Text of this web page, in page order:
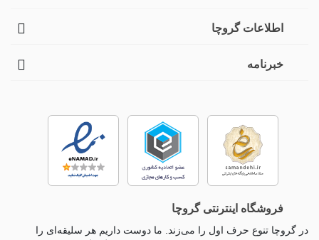
اطلاعات گروچا
خبرنامه
فروشگاه اینترنتی گروچا
در گروچا تنوع حرف اول را می‌زند. ما دوست داریم هر سلیقه‌ای را